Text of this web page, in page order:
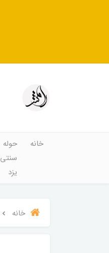
خانه
حوله
سنتی
یزد
خانه